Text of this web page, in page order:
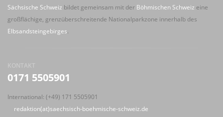
Sächsische Schweiz bildet gemeinsam mit der Böhmischen Schweiz eine
großflächige, grenzüberschreitende Nationalparkzone innerhalb des
Elbsandsteingebirges.
KONTAKT
0171 5505901
International: (+49) 171 5505901
redaktion(at)saechsisch-boehmische-schweiz.de